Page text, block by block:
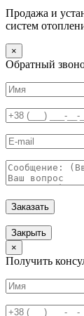
Продажа и
систем
×
Обратный
Заказать
Закрыть
×
Получить